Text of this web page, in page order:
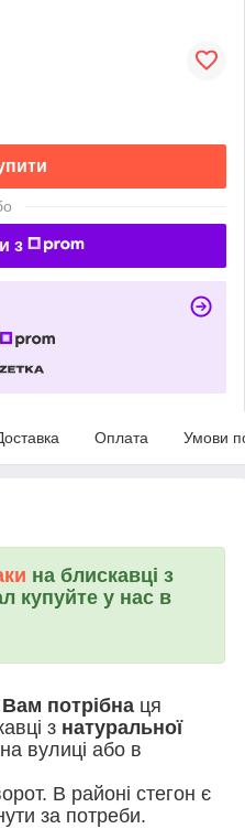
з
Оплата Умови
на блискавці з
купуйте у нас в
Вам потрібна ця
з натуральної
вулиці або в
В районі стегон є
за потреби.